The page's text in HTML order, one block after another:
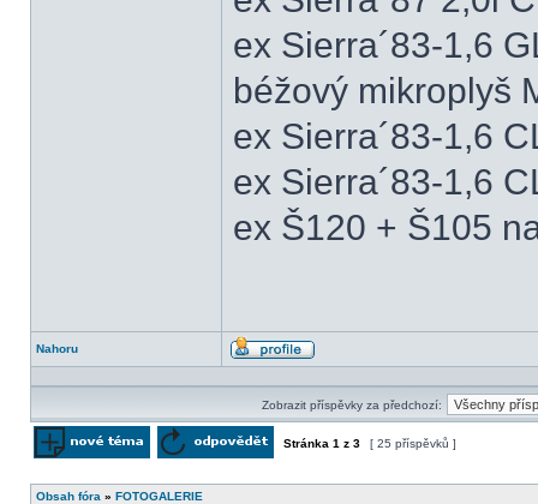
ex Sierra´83-1,6
béžový mikroplyš
ex Sierra´83-1,6
ex Sierra´83-1,6
ex Š120 + Š105
Nahoru
Profil
Zobrazit příspěvky za předchozí:
Stránka 1 z 3 [ 25 příspěvků ]
Obsah fóra » FOTOGALERIE